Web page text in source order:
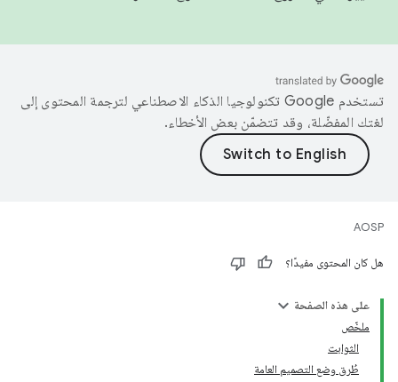
تستخدم Google تكنولوجيا الذكاء الاصطناعي لترجمة المحتوى إلى
لغتك المفضّلة، وقد تتضمّن بعض الأخطاء.
AOSP
هل كان المحتوى مفيدًا؟
على هذه الصفحة
ملخّص
الثوابت
طُرق وضع التصميم العامة